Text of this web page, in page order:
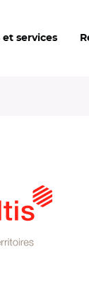
et services